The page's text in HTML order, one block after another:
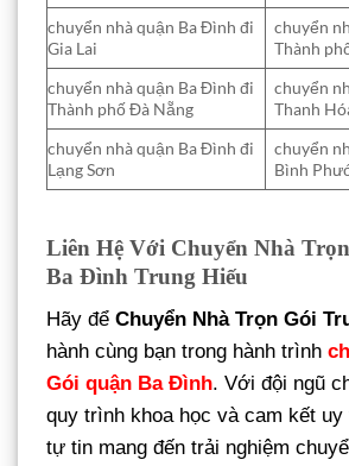
chuyển nhà quận Ba Đình đi
Gia Lai
chuyển
Thành
chuyển nhà quận Ba Đình đi
Thành phố Đà Nẵng
chuyển
Thanh
chuyển nhà quận Ba Đình đi
Lạng Sơn
chuyển
Bình
Liên Hệ Với Chuyển Nhà
Ba Đình Trung Hiếu
Hãy để Chuyển Nhà Trọn Gói
hành cùng bạn trong hành trình
Gói quận Ba Đình. Với đội ngũ
quy trình khoa học và cam kết uy
tự tin mang đến trải nghiệm